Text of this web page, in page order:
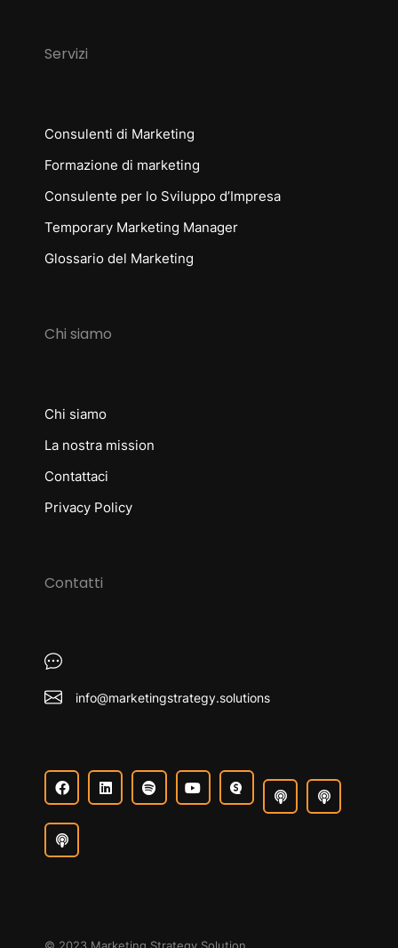
Servizi
Consulenti di Marketing
Formazione di marketing
Consulente per lo Sviluppo d’Impresa
Temporary Marketing Manager
Glossario del Marketing
Chi siamo
Chi siamo
La nostra mission
Contattaci
Privacy Policy
Contatti
info@marketingstrategy.solutions